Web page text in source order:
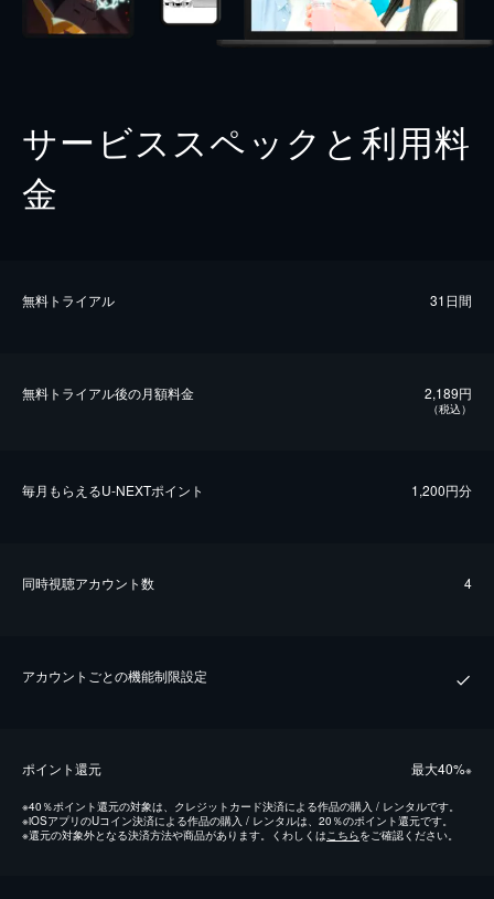
サービススペックと利用料
金
無料トライアル 31日間
無料トライアル後の⽉額料金 2,189円
（税込）
毎⽉もらえるU-NEXTポイント 1,200円分
同時視聴アカウント数 4
アカウントごとの機能制限設定
ポイント還元 最⼤40%※
※40％ポイント還元の対象は、クレジットカード決済による作品の購入 / レンタルです。
※iOSアプリのUコイン決済による作品の購入 / レンタルは、20％のポイント還元です。
※還元の対象外となる決済方法や商品があります。くわしくはこちらをご確認ください。